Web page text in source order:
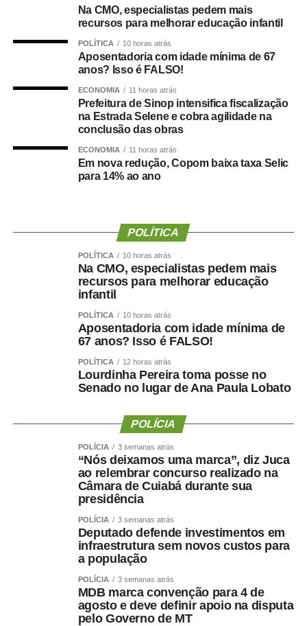
níveis médio e superior, contemplando funções como
confiança depositada no Instituto Selecon e destacou a
forma como o processo foi conduzido.
“Eu, em nome do Selecon, também agradeço ao
deputado porque, de fato, fizemos um concurso histórico,
graças à oportunidade que o Juca nos deu para
presidente da instituição.
Ao final do encontro, Juca reforçou a importância da
valorização do serviço público por meio de concursos
realizados com responsabilidade, transparência e
COMENTE ABAIXO:
WhatsApp
Facebook
Twitter
Messenger
LinkedIn
Share
Na CMO, especialistas pedem mais
recursos para melhorar educação infantil
POLÍTICA 10 horas atrás
Aposentadoria com idade mínima de 67
anos? Isso é FALSO!
ECONOMIA 11 horas atrás
Prefeitura de Sinop intensifica fiscalização
na Estrada Selene e cobra agilidade na
conclusão das obras
ECONOMIA 11 horas atrás
Em nova redução, Copom baixa taxa Selic
para 14% ao ano
POLÍTICA
POLÍTICA 10 horas atrás
Na CMO, especialistas pedem mais
recursos para melhorar educação
infantil
POLÍTICA 10 horas atrás
Aposentadoria com idade mínima de
67 anos? Isso é FALSO!
POLÍTICA 12 horas atrás
Lourdinha Pereira toma posse no
Senado no lugar de Ana Paula Lobato
POLÍCIA
POLÍCIA 3 semanas atrás
“Nós deixamos uma marca”, diz Juca
ao relembrar concurso realizado na
Câmara de Cuiabá durante sua
presidência
POLÍCIA 3 semanas atrás
Deputado defende investimentos em
infraestrutura sem novos custos para
a população
POLÍCIA 3 semanas atrás
MDB marca convenção para 4 de
agosto e deve definir apoio na disputa
pelo Governo de MT